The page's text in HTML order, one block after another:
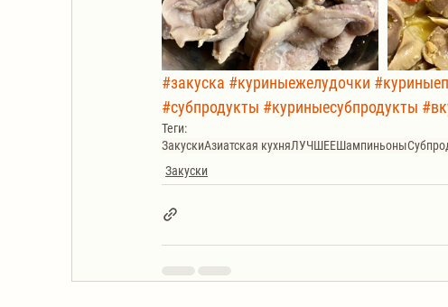
#закуска #куриныежелудочки
#субпродукты #куриныесубпродукты
Теги:
ЗакускиАзиатская кухняЛУЧШЕЕШампиньоны
Закуски